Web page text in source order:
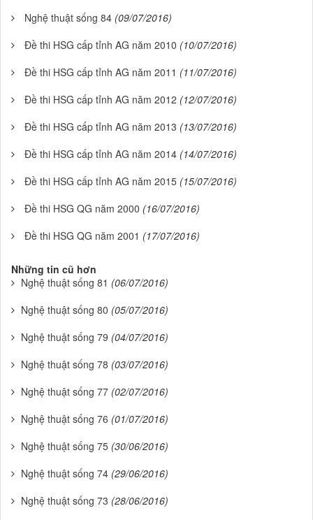
Nghệ thuật sống 84 (09/07/2016)
Đề thi HSG cấp tỉnh AG năm 2010 (10/07/2016)
Đề thi HSG cấp tỉnh AG năm 2011 (11/07/2016)
Đề thi HSG cấp tỉnh AG năm 2012 (12/07/2016)
Đề thi HSG cấp tỉnh AG năm 2013 (13/07/2016)
Đề thi HSG cấp tỉnh AG năm 2014 (14/07/2016)
Đề thi HSG cấp tỉnh AG năm 2015 (15/07/2016)
Đề thi HSG QG năm 2000 (16/07/2016)
Đề thi HSG QG năm 2001 (17/07/2016)
Những tin cũ hơn
Nghệ thuật sống 81 (06/07/2016)
Nghệ thuật sống 80 (05/07/2016)
Nghệ thuật sống 79 (04/07/2016)
Nghệ thuật sống 78 (03/07/2016)
Nghệ thuật sống 77 (02/07/2016)
Nghệ thuật sống 76 (01/07/2016)
Nghệ thuật sống 75 (30/06/2016)
Nghệ thuật sống 74 (29/06/2016)
Nghệ thuật sống 73 (28/06/2016)